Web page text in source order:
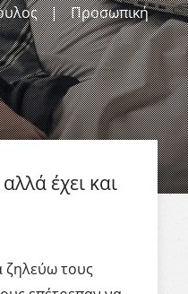
|
Προσωπική
έχει και
ζηλεύω τους